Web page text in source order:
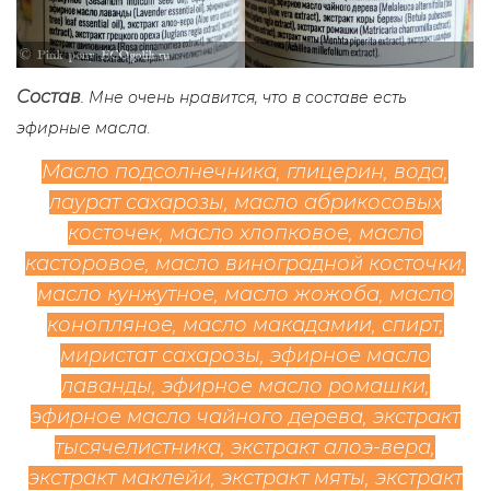
Состав. Мне очень нравится, что в составе есть
эфирные масла.
Масло подсолнечника, глицерин, вода,
лаурат сахарозы, масло абрикосовых
косточек, масло хлопковое, масло
касторовое, масло виноградной косточки,
масло кунжутное, масло жожоба, масло
конопляное, масло макадамии, спирт,
миристат сахарозы, эфирное масло
лаванды, эфирное масло ромашки,
эфирное масло чайного дерева, экстракт
тысячелистника, экстракт алоэ-вера,
экстракт маклейи, экстракт мяты, экстракт